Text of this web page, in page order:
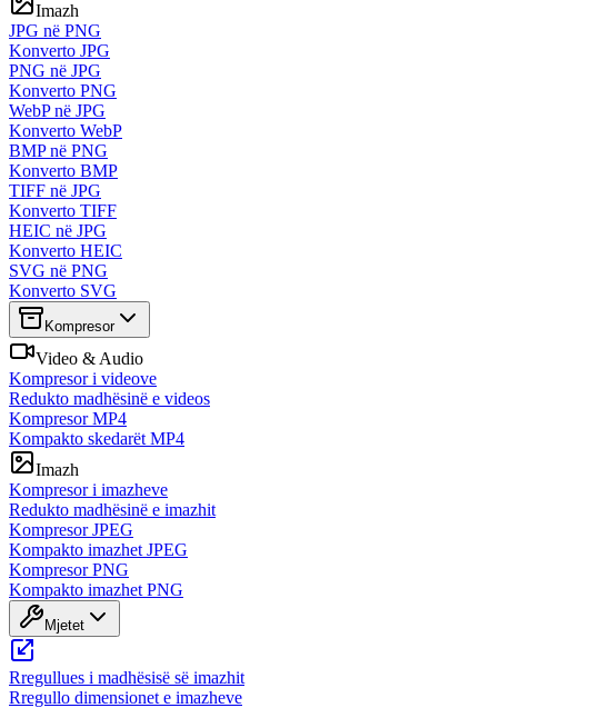
Imazh
JPG në PNG
Konverto JPG
PNG në JPG
Konverto PNG
WebP në JPG
Konverto WebP
BMP në PNG
Konverto BMP
TIFF në JPG
Konverto TIFF
HEIC në JPG
Konverto HEIC
SVG në PNG
Konverto SVG
Kompresor
Video & Audio
Kompresor i videove
Redukto madhësinë e videos
Kompresor MP4
Kompakto skedarët MP4
Imazh
Kompresor i imazheve
Redukto madhësinë e imazhit
Kompresor JPEG
Kompakto imazhet JPEG
Kompresor PNG
Kompakto imazhet PNG
Mjetet
Rregullues i madhësisë së imazhit
Rregullo dimensionet e imazheve